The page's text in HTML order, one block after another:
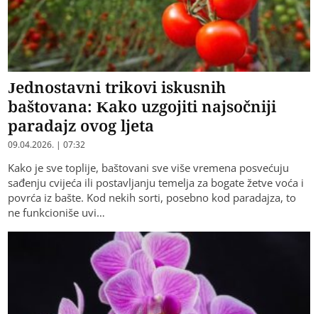
Jednostavni trikovi iskusnih
baštovana: Kako uzgojiti najsočniji
paradajz ovog ljeta
09.04.2026. | 07:32
Kako je sve toplije, baštovani sve više vremena posvećuju
sađenju cvijeća ili postavljanju temelja za bogate žetve voća i
povrća iz bašte. Kod nekih sorti, posebno kod paradajza, to
ne funkcioniše uvi…